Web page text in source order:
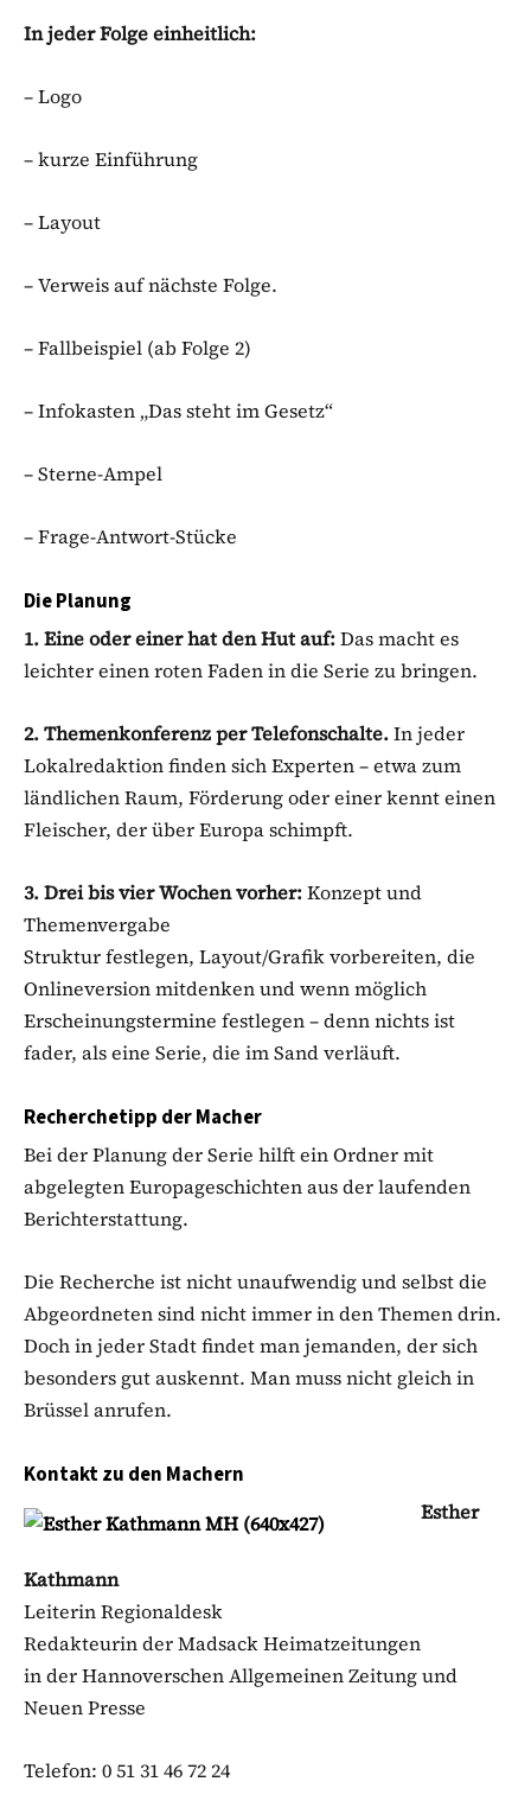
In jeder Folge einheitlich:
– Logo
– kurze Einführung
– Layout
– Verweis auf nächste Folge.
– Fallbeispiel (ab Folge 2)
– Infokasten „Das steht im Gesetz“
– Sterne-Ampel
– Frage-Antwort-Stücke
Die Planung
1. Eine oder einer hat den Hut auf:Das macht es
leichter einen roten Faden in die Serie zu bringen.
2. Themenkonferenz per Telefonschalte.In jeder
Lokalredaktion finden sich Experten – etwa zum
ländlichen Raum, Förderung oder einer kennt einen
Fleischer, der über Europa schimpft.
3. Drei bis vier Wochen vorher:Konzept und
Themenvergabe
Struktur festlegen, Layout/Grafik vorbereiten, die
Onlineversion mitdenken und wenn möglich
Erscheinungstermine festlegen – denn nichts ist
fader, als eine Serie, die im Sand verläuft.
Recherchetipp der Macher
Bei der Planung der Serie hilft ein Ordner mit
abgelegten Europageschichten aus der laufenden
Berichterstattung.
Die Recherche ist nicht unaufwendig und selbst die
Abgeordneten sind nicht immer in den Themen drin.
Doch in jeder Stadt findet man jemanden, der sich
besonders gut auskennt. Man muss nicht gleich in
Brüssel anrufen.
Kontakt zu den Machern
Esther
Kathmann
Leiterin Regionaldesk
Redakteurin der Madsack Heimatzeitungen
in der Hannoverschen Allgemeinen Zeitung und
Neuen Presse
Telefon: 0 51 31 46 72 24